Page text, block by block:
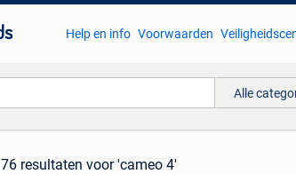
Help en info Voorwaarden
Alle
76 resultaten voor 'cameo 4'